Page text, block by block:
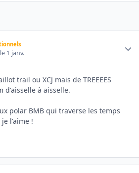
le 1 janv.
trail ou XCJ mais de TREEEES
d'aisselle à aisselle.
polar BMB qui traverse les temps
l'aime !